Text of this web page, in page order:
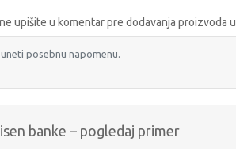
upišite u komentar pre dodavanja proizvoda
banke – pogledaj primer